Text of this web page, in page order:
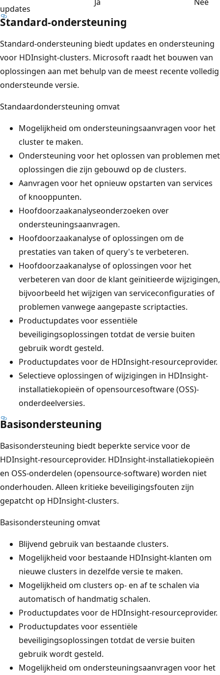
updates
Standard-ondersteuning
Standard-ondersteuning biedt updates en ondersteuning
voor HDInsight-clusters. Microsoft raadt het bouwen van
oplossingen aan met behulp van de meest recente volledig
ondersteunde versie.
Standaardondersteuning omvat
Mogelijkheid om ondersteuningsaanvragen voor het
cluster te maken.
Ondersteuning voor het oplossen van problemen met
oplossingen die zijn gebouwd op de clusters.
Aanvragen voor het opnieuw opstarten van services
of knooppunten.
Hoofdoorzaakanalyseonderzoeken over
ondersteuningsaanvragen.
Hoofdoorzaakanalyse of oplossingen om de
prestaties van taken of query's te verbeteren.
Hoofdoorzaakanalyse of oplossingen voor het
verbeteren van door de klant geïnitieerde wijzigingen,
bijvoorbeeld het wijzigen van serviceconfiguraties of
problemen vanwege aangepaste scriptacties.
Productupdates voor essentiële
beveiligingsoplossingen totdat de versie buiten
gebruik wordt gesteld.
Productupdates voor de HDInsight-resourceprovider.
Selectieve oplossingen of wijzigingen in HDInsight-
installatiekopieën of opensourcesoftware (OSS)-
onderdeelversies.
Basisondersteuning
Basisondersteuning biedt beperkte service voor de
HDInsight-resourceprovider. HDInsight-installatiekopieën
en OSS-onderdelen (opensource-software) worden niet
onderhouden. Alleen kritieke beveiligingsfouten zijn
gepatcht op HDInsight-clusters.
Basisondersteuning omvat
Blijvend gebruik van bestaande clusters.
Mogelijkheid voor bestaande HDInsight-klanten om
nieuwe clusters in dezelfde versie te maken.
Mogelijkheid om clusters op- en af te schalen via
automatisch of handmatig schalen.
Productupdates voor de HDInsight-resourceprovider.
Productupdates voor essentiële
beveiligingsoplossingen totdat de versie buiten
gebruik wordt gesteld.
Mogelijkheid om ondersteuningsaanvragen voor het